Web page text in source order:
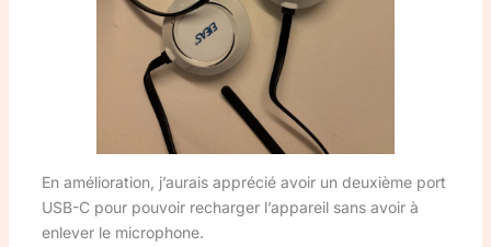
En amélioration, j’aurais apprécié avoir un deuxième port
USB-C pour pouvoir recharger l’appareil sans avoir à
enlever le microphone.